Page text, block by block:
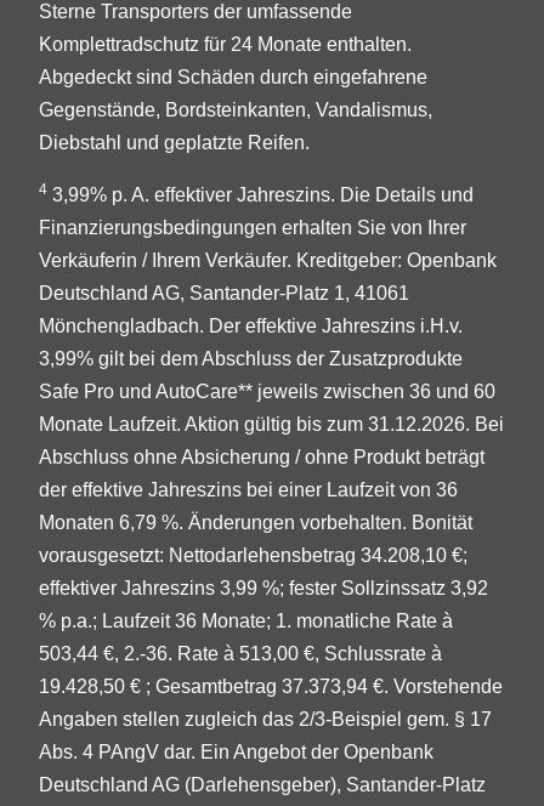
Sterne Transporters der umfassende
Komplettradschutz für 24 Monate enthalten.
Abgedeckt sind Schäden durch eingefahrene
Gegenstände, Bordsteinkanten, Vandalismus,
Diebstahl und geplatzte Reifen.
4 3,99% p. A. effektiver Jahreszins. Die Details und
Finanzierungsbedingungen erhalten Sie von Ihrer
Verkäuferin / Ihrem Verkäufer. Kreditgeber: Openbank
Deutschland AG, Santander-Platz 1, 41061
Mönchengladbach. Der effektive Jahreszins i.H.v.
3,99% gilt bei dem Abschluss der Zusatzprodukte
Safe Pro und AutoCare** jeweils zwischen 36 und 60
Monate Laufzeit. Aktion gültig bis zum 31.12.2026. Bei
Abschluss ohne Absicherung / ohne Produkt beträgt
der effektive Jahreszins bei einer Laufzeit von 36
Monaten 6,79 %. Änderungen vorbehalten. Bonität
vorausgesetzt: Nettodarlehensbetrag 34.208,10 €;
effektiver Jahreszins 3,99 %; fester Sollzinssatz 3,92
% p.a.; Laufzeit 36 Monate; 1. monatliche Rate à
503,44 €, 2.-36. Rate à 513,00 €, Schlussrate à
19.428,50 € ; Gesamtbetrag 37.373,94 €. Vorstehende
Angaben stellen zugleich das 2/3-Beispiel gem. § 17
Abs. 4 PAngV dar. Ein Angebot der Openbank
Deutschland AG (Darlehensgeber), Santander-Platz